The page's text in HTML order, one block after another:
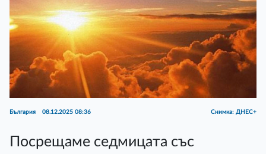
България 08.12.2025 08:36 Снимка: ДНЕС+
Посрещаме седмицата със